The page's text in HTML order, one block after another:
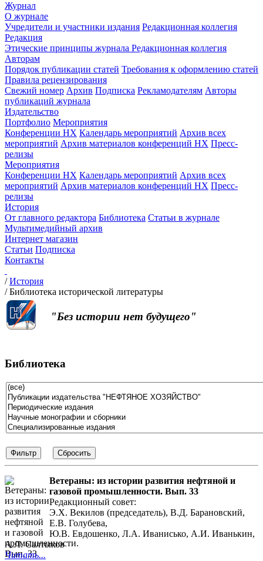
Журнал
О журнале
Учредители и участники издания Редакционная коллегия
Редакция
Этические принципы журнала Редакционная коллегия
Авторам
Порядок публикации статей Требования к оформлению статей
Правила рецензирования
Свежий номер Архив Подписка Рекламодателям Авторы
публикаций журнала
Издательство
Портфолио Мероприятия
Конференции НХ Календарь мероприятий Архив всех
мероприятий Архив материалов конференций НХ Пресс-
релизы
Мероприятия
Конференции НХ Календарь мероприятий Архив всех
мероприятий Архив материалов конференций НХ Пресс-
релизы
История
От главного редактора Библиотека Статьи в журнале
Мультимедийный архив
Интернет магазин
Статьи Подписка
Контакты
/История
/Библиотека исторической литературы
"Без истории нет будущего"
Библиотека
Ветераны: из истории развития нефтяной и
газовой промышленности. Вып. 33
Редакционный совет:
Э.Х. Векилов (председатель), В.Д. Барановский,
Е.В. Голубева,
Ю.В. Евдошенко, Л.А. Иванисько, А.И. Иванькин,
А.Л. Салтыков
Читать...